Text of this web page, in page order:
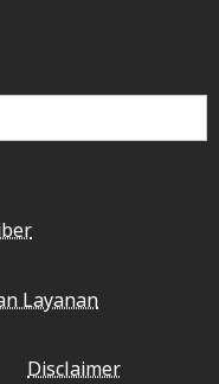
Layanan
Disclaimer